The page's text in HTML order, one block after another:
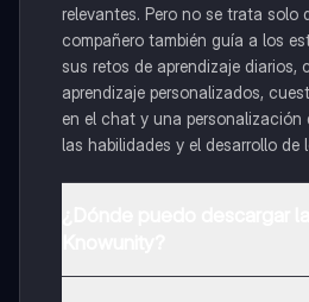
relevantes. Pero no se trata solo
compañero también guía a los
sus retos de aprendizaje diarios,
aprendizaje personalizados,
en el chat y una personalización
las habilidades y el desarrollo de